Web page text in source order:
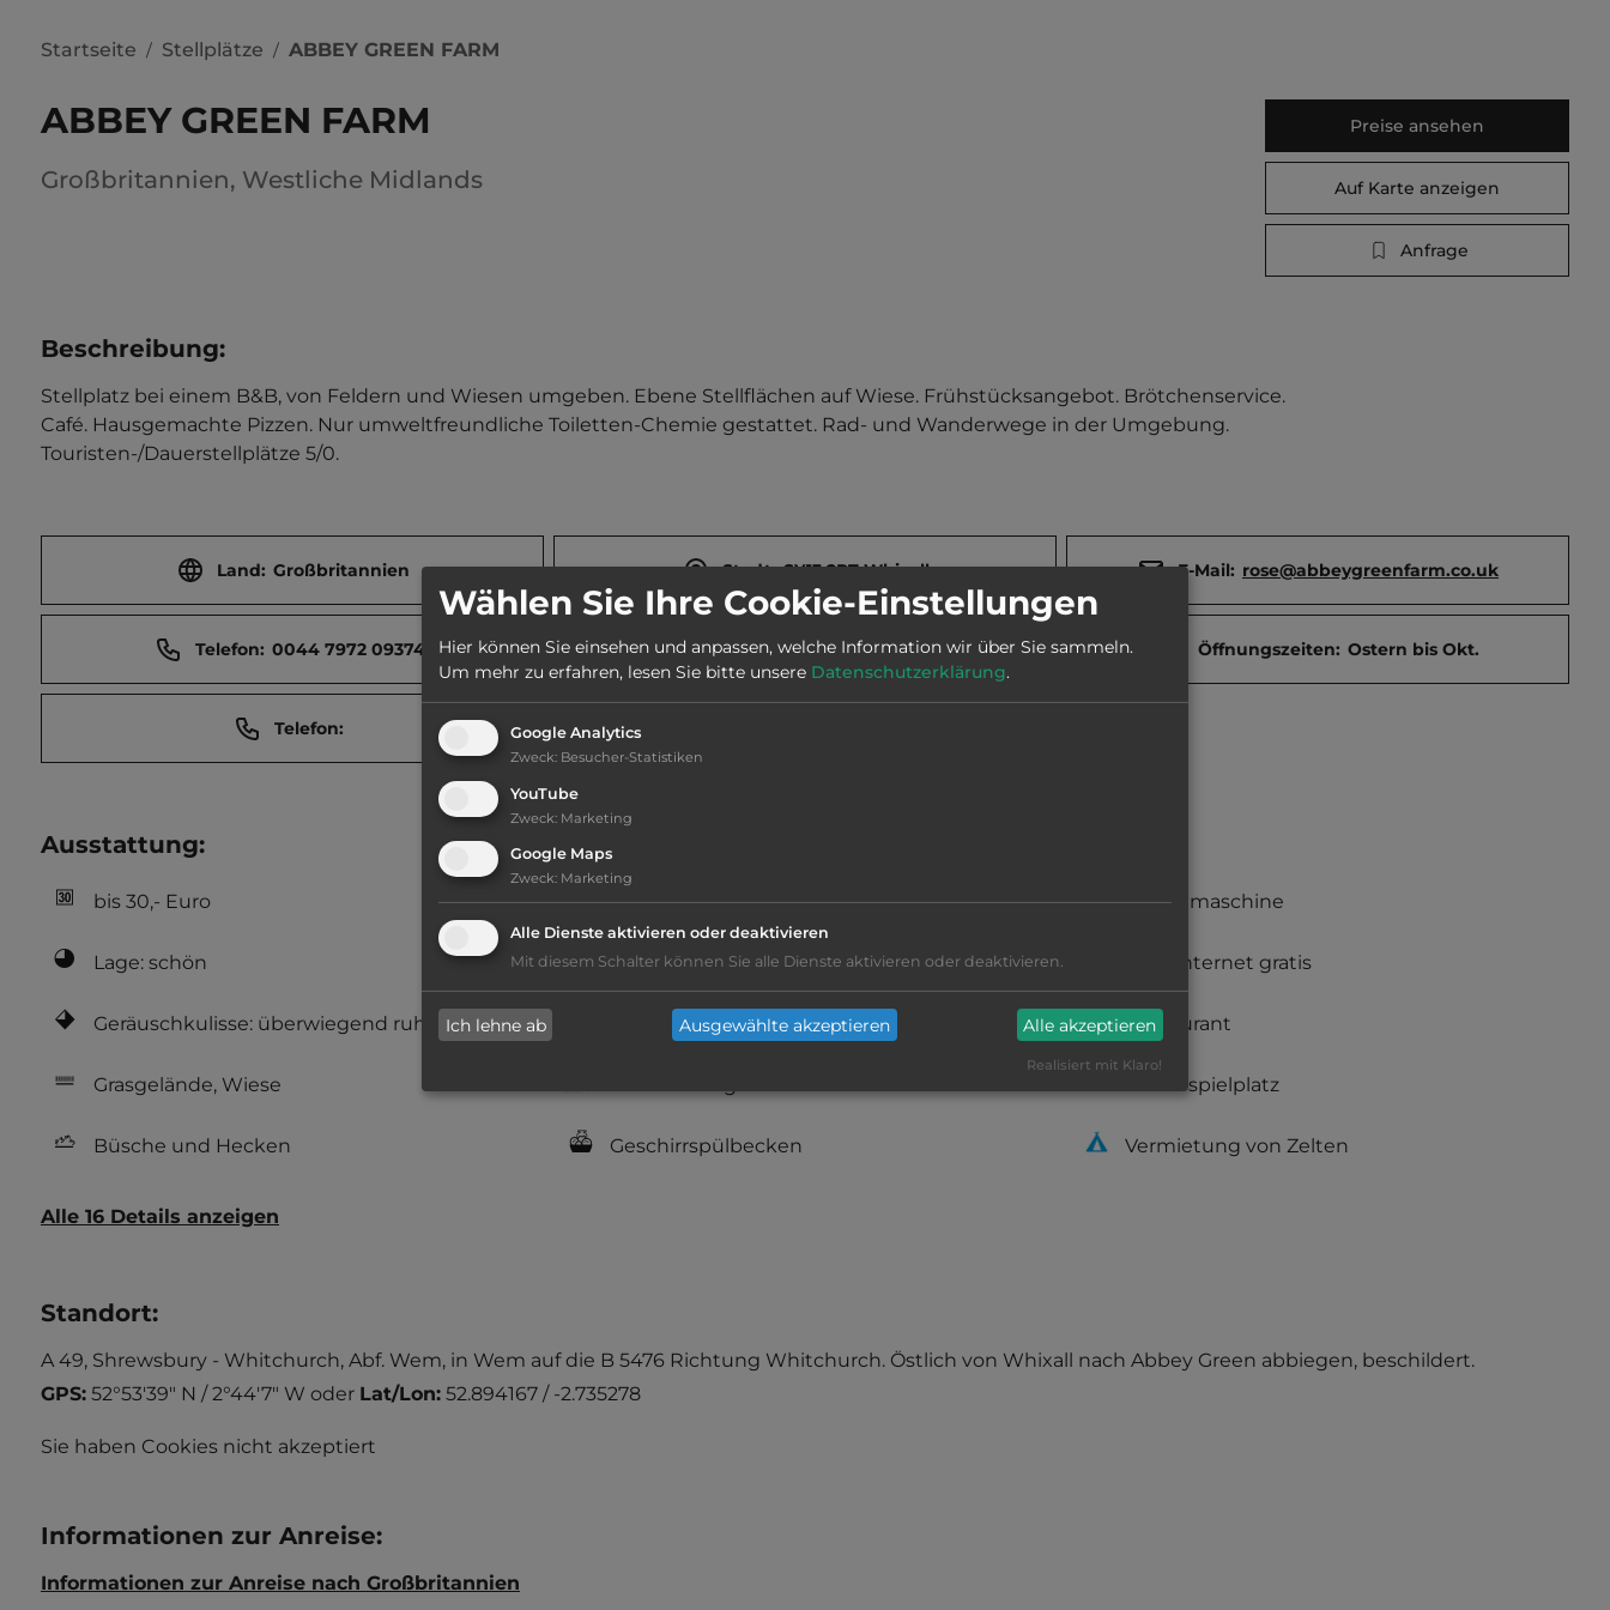
Startseite / Stellplätze / ABBEY GREEN FARM
ABBEY GREEN FARM
Großbritannien, Westliche Midlands
Preise ansehen
Auf Karte anzeigen
Anfrage
Beschreibung:
Stellplatz bei einem B&B, von Feldern und Wiesen umgeben. Ebene Stellflächen auf Wiese. Frühstücksangebot. Brötchenservice.
Café. Hausgemachte Pizzen. Nur umweltfreundliche Toiletten-Chemie gestattet. Rad- und Wanderwege in der Umgebung.
Touristen-/Dauerstellplätze 5/0.
Land: Großbritannien Stadt: SY13 2PT Whixall E-Mail: rose@abbeygreenfarm.co.uk
Telefon: 0044 7972 093741 Webseite: www.abbeygreenfarm.co.uk Öffnungszeiten: Ostern bis Okt.
Telefon:
Ausstattung:
bis 30,- Euro
Lage: schön
Geräuschkulisse: überwiegend ruhig
Grasgelände, Wiese
Büsche und Hecken
Stromanschluss
WC
Duschen mit Warmwasser
Geschirrspülbecken
Waschmaschine
Funkinternet gratis
Restaurant
Kinderspielplatz
Vermietung von Zelten
Alle 16 Details anzeigen
Standort:
A 49, Shrewsbury - Whitchurch, Abf. Wem, in Wem auf die B 5476 Richtung Whitchurch. Östlich von Whixall nach Abbey Green abbiegen, beschildert.
GPS: 52°53'39" N / 2°44'7" W oder Lat/Lon: 52.894167 / -2.735278
Sie haben Cookies nicht akzeptiert
Informationen zur Anreise:
Informationen zur Anreise nach Großbritannien
Wählen Sie Ihre Cookie-Einstellungen
Hier können Sie einsehen und anpassen, welche Information wir über Sie sammeln.
Um mehr zu erfahren, lesen Sie bitte unsere Datenschutzerklärung.
Google Analytics
Zweck: Besucher-Statistiken
YouTube
Zweck: Marketing
Google Maps
Zweck: Marketing
Alle Dienste aktivieren oder deaktivieren
Mit diesem Schalter können Sie alle Dienste aktivieren oder deaktivieren.
Ich lehne ab Ausgewählte akzeptieren Alle akzeptieren
Realisiert mit Klaro!